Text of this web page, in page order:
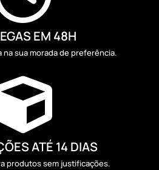
EM 48H
na sua morada de preferência.
ATÉ 14 DIAS
produtos sem justificações.